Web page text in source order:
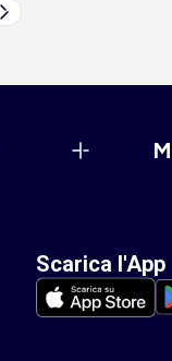
Scarica l'App